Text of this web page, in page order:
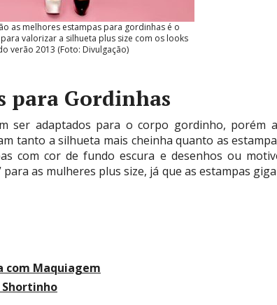
as melhores estampas para gordinhas é o
valorizar a silhueta plus size com os looks
verão 2013 (Foto: Divulgação)
para Gordinhas
ser adaptados para o corpo gordinho, porém
tanto a silhueta mais cheinha quanto as
com cor de fundo escura e desenhos ou
as mulheres plus size, já que as estampas
com Maquiagem
Shortinho